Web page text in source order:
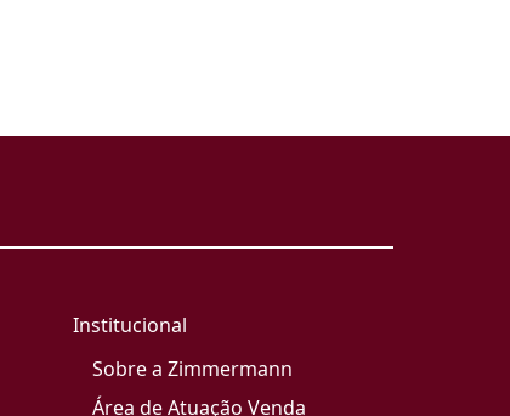
Institucional
Sobre a Zimmermann
Área de Atuação Venda